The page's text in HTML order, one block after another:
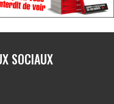
SOCIAUX